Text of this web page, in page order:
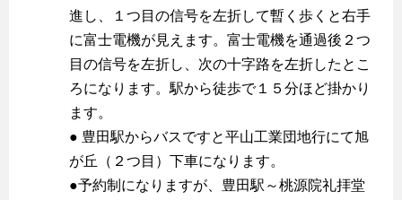
進し、１つ目の信号を左折して暫く歩くと右手
に富士電機が見えます。富士電機を通過後２つ
目の信号を左折し、次の十字路を左折したとこ
ろになります。駅から徒歩で１５分ほど掛かり
ます。
● 豊田駅からバスですと平山工業団地行にて旭
が丘（２つ目）下車になります。
●予約制になりますが、豊田駅～桃源院礼拝堂